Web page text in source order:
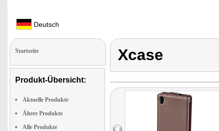
Deutsch
Startseite
Produkt-Übersicht:
Aktuelle Produkte
Ältere Produkte
Alle Produkte
Xcase